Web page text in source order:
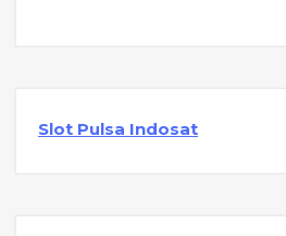
Slot Pulsa Indosat